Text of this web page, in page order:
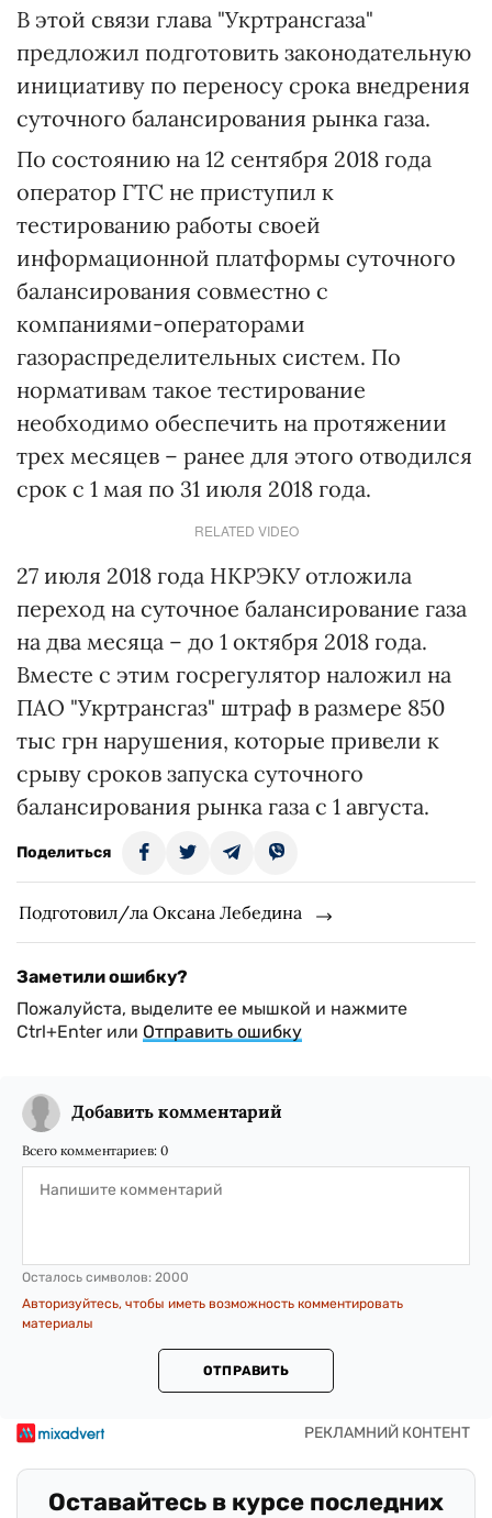
В этой связи глава "Укртрансгаза"
предложил подготовить законодательную
инициативу по переносу срока внедрения
суточного балансирования рынка газа.
По состоянию на 12 сентября 2018 года
оператор ГТС не приступил к
тестированию работы своей
информационной платформы суточного
балансирования совместно с
компаниями-операторами
газораспределительных систем. По
нормативам такое тестирование
необходимо обеспечить на протяжении
трех месяцев – ранее для этого отводился
срок с 1 мая по 31 июля 2018 года.
RELATED VIDEO
27 июля 2018 года НКРЭКУ отложила
переход на суточное балансирование газа
на два месяца – до 1 октября 2018 года.
Вместе с этим госрегулятор наложил на
ПАО "Укртрансгаз" штраф в размере 850
тыс грн нарушения, которые привели к
срыву сроков запуска суточного
балансирования рынка газа с 1 августа.
Поделиться
Подготовил/ла Оксана Лебедина
Заметили ошибку?
Пожалуйста, выделите ее мышкой и нажмите
Ctrl+Enter или Отправить ошибку
Добавить комментарий
Всего комментариев: 0
Осталось символов: 2000
Авторизуйтесь, чтобы иметь возможность комментировать
материалы
ОТПРАВИТЬ
Оставайтесь в курсе последних